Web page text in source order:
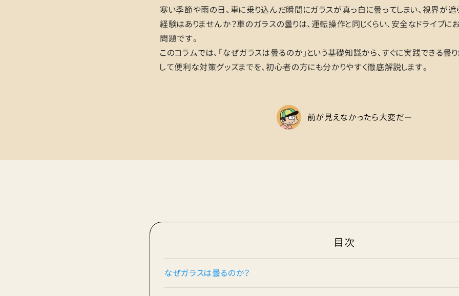
寒い季節や雨の日、車に乗り込んだ瞬間にガラスが真っ白に曇ってしまい、視界が遮
経験はありませんか？車のガラスの曇りは、運転操作と同じくらい、安全なドライブ
問題です。
このコラムでは、「なぜガラスは曇るのか」という基礎知識から、すぐに実践できる曇
して便利な対策グッズまでを、初心者の方にも分かりやすく徹底解説します。
前が見えなかったら大変だー
目次
なぜガラスは曇るのか？